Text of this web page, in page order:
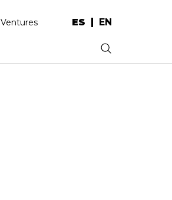
Ventures ES EN
.